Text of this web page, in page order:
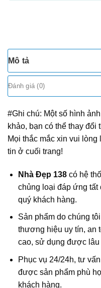
Mô tả
Đánh giá (0)
#Ghi chú: Một số hình
khảo, bạn có thể thay đổi
Mọi thắc mắc xin vui
tin ở cuối trang!
Nhà Đẹp 138có hệ
chủng loại đáp ứng tất
quý khách hàng.
Sản phẩm do chúng
thương hiệu uy tín, an
cao, sử dụng được lâu
Phục vụ 24/24h, tư
được sản phẩm phù
khách hàng.